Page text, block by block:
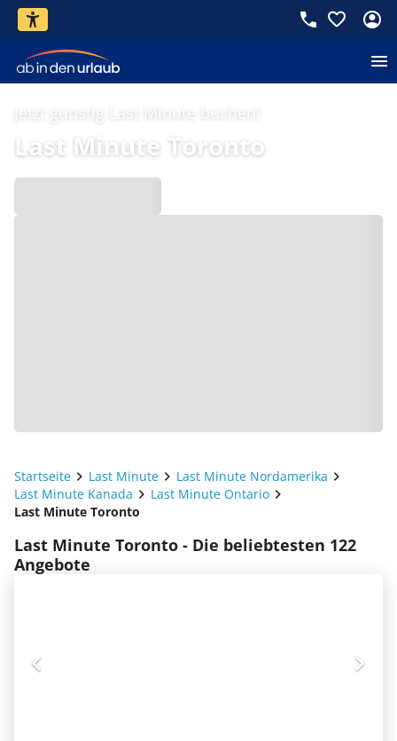
Jetzt günstig Last Minute buchen!
Last Minute Toronto
Startseite Last Minute
Last Minute Nordamerika
Last Minute Kanada
Last Minute Ontario
Last Minute Toronto
Last Minute Toronto - Die beliebtesten 122
Angebote